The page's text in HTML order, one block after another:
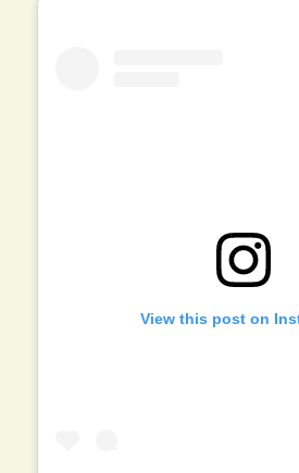
View this post on